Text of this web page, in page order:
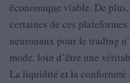
économique viable. De
certaines de ces
neuronaux pour le trading
mode, loin d’être une
La liquidité et la conformité